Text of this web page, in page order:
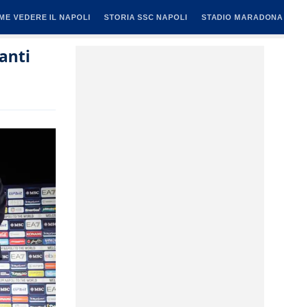
VEDERE IL NAPOLI STORIA SSC NAPOLI STADIO MARADONA